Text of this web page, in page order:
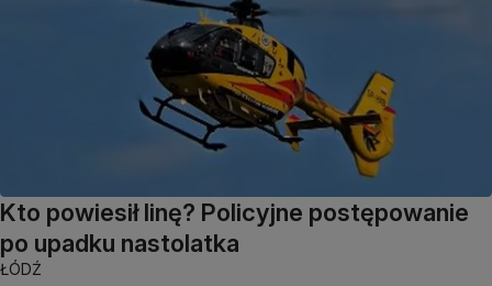
Kto powiesił linę? Policyjne postępowanie
po upadku nastolatka
ŁÓDŹ